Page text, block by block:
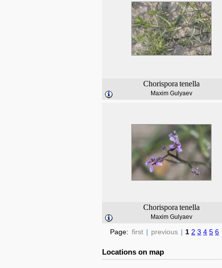
Chorispora tenella
Maxim Gulyaev
Chorispora tenella
Maxim Gulyaev
Page: first | previous | 1 2 3 4 5 6
Locations on map